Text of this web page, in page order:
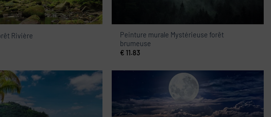
Rivière
Peinture murale Mystérieuse forêt
brumeuse
€ 11.83